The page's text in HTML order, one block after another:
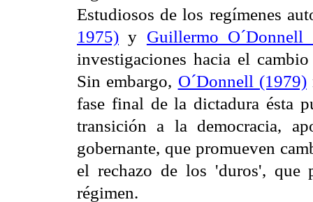
Estudiosos de los regímenes
1975) y Guillermo O´Donnell
investigaciones hacia el
Sin embargo, O´Donnell (1979)
fase final de la dictadura ésta
transición a la democracia,
gobernante, que promueven
el rechazo de los 'duros', que
régimen.